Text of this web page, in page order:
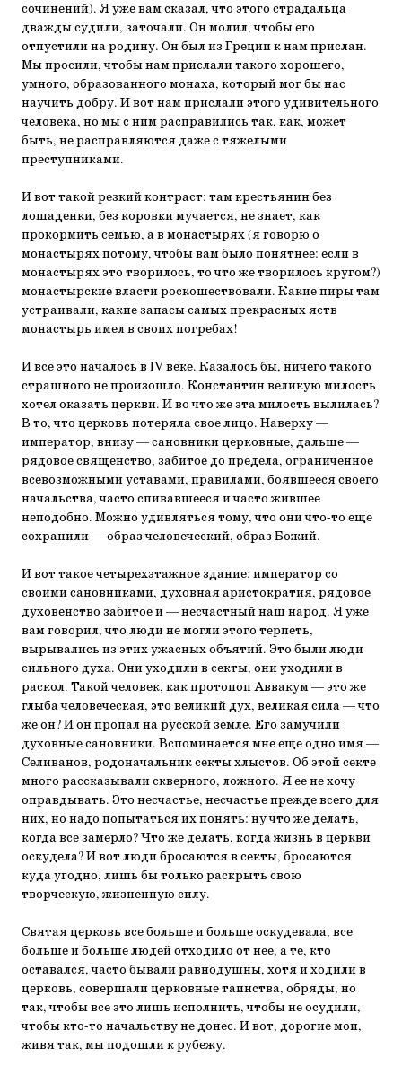
сочинений). Я уже вам сказал, что этого страдальца
дважды судили, заточали. Он молил, чтобы его
отпустили на родину. Он был из Греции к нам прислан.
Мы просили, чтобы нам прислали такого хорошего,
умного, образованного монаха, который мог бы нас
научить добру. И вот нам прислали этого удивительного
человека, но мы с ним расправились так, как, может
быть, не расправляются даже с тяжелыми
преступниками.
И вот такой резкий контраст: там крестьянин без
лошаденки, без коровки мучается, не знает, как
прокормить семью, а в монастырях (я говорю о
монастырях потому, чтобы вам было понятнее: если в
монастырях это творилось, то что же творилось кругом?)
монастырские власти роскошествовали. Какие пиры там
устраивали, какие запасы самых прекрасных яств
монастырь имел в своих погребах!
И все это началось в IV веке. Казалось бы, ничего такого
страшного не произошло. Константин великую милость
хотел оказать церкви. И во что же эта милость вылилась?
В то, что церковь потеряла свое лицо. Наверху —
император, внизу — сановники церковные, дальше —
рядовое священство, забитое до предела, ограниченное
всевозможными уставами, правилами, боявшееся своего
начальства, часто спивавшееся и часто жившее
неподобно. Можно удивляться тому, что они что-то еще
сохранили — образ человеческий, образ Божий.
И вот такое четырехэтажное здание: император со
своими сановниками, духовная аристократия, рядовое
духовенство забитое и — несчастный наш народ. Я уже
вам говорил, что люди не могли этого терпеть,
вырывались из этих ужасных объятий. Это были люди
сильного духа. Они уходили в секты, они уходили в
раскол. Такой человек, как протопоп Аввакум — это же
глыба человеческая, это великий дух, великая сила — что
же он? И он пропал на русской земле. Его замучили
духовные сановники. Вспоминается мне еще одно имя —
Селиванов, родоначальник секты хлыстов. Об этой секте
много рассказывали скверного, ложного. Я ее не хочу
оправдывать. Это несчастье, несчастье прежде всего для
них, но надо попытаться их понять: ну что же делать,
когда все замерло? Что же делать, когда жизнь в церкви
оскудела? И вот люди бросаются в секты, бросаются
куда угодно, лишь бы только раскрыть свою
творческую, жизненную силу.
Святая церковь все больше и больше оскудевала, все
больше и больше людей отходило от нее, а те, кто
оставался, часто бывали равнодушны, хотя и ходили в
церковь, совершали церковные таинства, обряды, но
так, чтобы все это лишь исполнить, чтобы не осудили,
чтобы кто-то начальству не донес. И вот, дорогие мои,
живя так, мы подошли к рубежу.